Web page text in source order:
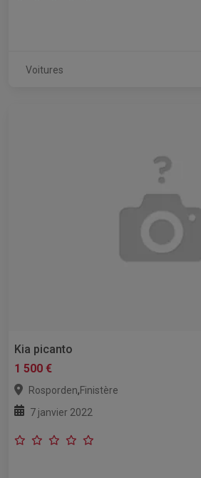
Voitures
Kia picanto
1 500 €
Rosporden,Finistère
7 janvier 2022